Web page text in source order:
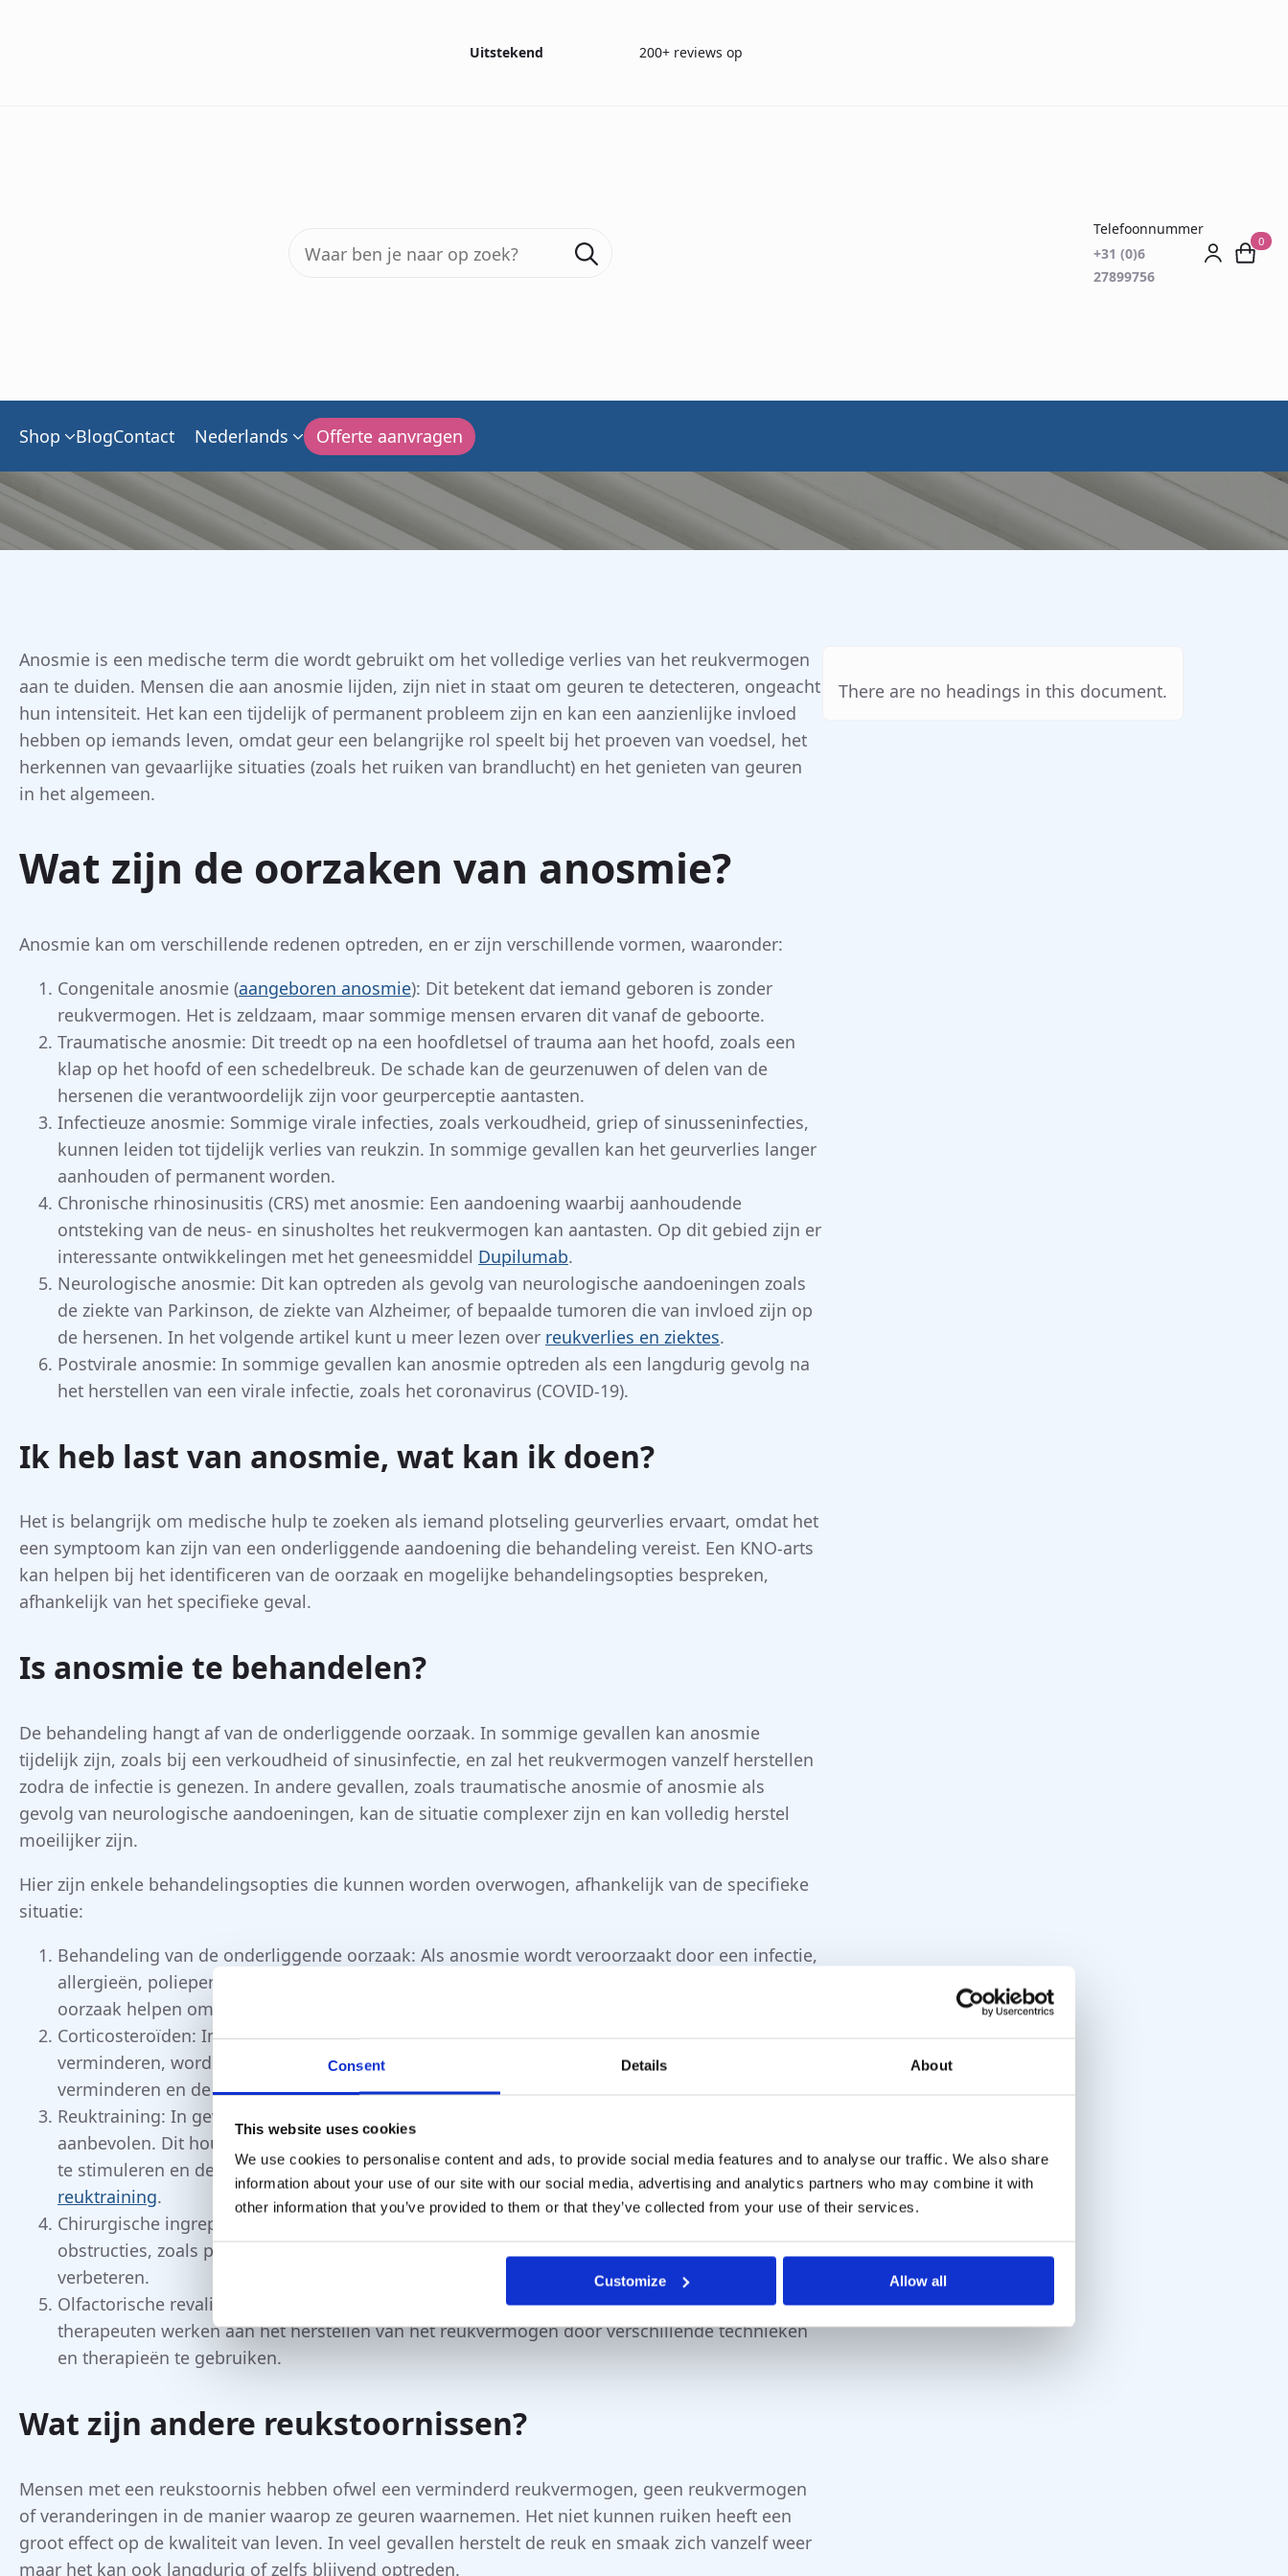
Consent Details About
This website uses cookies
We use cookies to personalise content and ads, to provide social media features and to analyse our traffic. We also share
information about your use of our site with our social media, advertising and analytics partners who may combine it with
other information that you’ve provided to them or that they’ve collected from your use of their services.
Customize Allow all
Uitstekend 200+ reviews op
Telefoonnummer
+31 (0)6
27899756
0
Shop BlogContact Nederlands Offerte aanvragen
Anosmie is een medische term die wordt gebruikt om het volledige verlies van het reukvermogen
aan te duiden. Mensen die aan anosmie lijden, zijn niet in staat om geuren te detecteren, ongeacht
hun intensiteit. Het kan een tijdelijk of permanent probleem zijn en kan een aanzienlijke invloed
hebben op iemands leven, omdat geur een belangrijke rol speelt bij het proeven van voedsel, het
herkennen van gevaarlijke situaties (zoals het ruiken van brandlucht) en het genieten van geuren
in het algemeen.
Wat zijn de oorzaken van anosmie?
Anosmie kan om verschillende redenen optreden, en er zijn verschillende vormen, waaronder:
Congenitale anosmie (aangeboren anosmie): Dit betekent dat iemand geboren is zonder
reukvermogen. Het is zeldzaam, maar sommige mensen ervaren dit vanaf de geboorte.
Traumatische anosmie: Dit treedt op na een hoofdletsel of trauma aan het hoofd, zoals een
klap op het hoofd of een schedelbreuk. De schade kan de geurzenuwen of delen van de
hersenen die verantwoordelijk zijn voor geurperceptie aantasten.
Infectieuze anosmie: Sommige virale infecties, zoals verkoudheid, griep of sinusseninfecties,
kunnen leiden tot tijdelijk verlies van reukzin. In sommige gevallen kan het geurverlies langer
aanhouden of permanent worden.
Chronische rhinosinusitis (CRS) met anosmie: Een aandoening waarbij aanhoudende
ontsteking van de neus- en sinusholtes het reukvermogen kan aantasten. Op dit gebied zijn er
interessante ontwikkelingen met het geneesmiddel Dupilumab.
Neurologische anosmie: Dit kan optreden als gevolg van neurologische aandoeningen zoals
de ziekte van Parkinson, de ziekte van Alzheimer, of bepaalde tumoren die van invloed zijn op
de hersenen. In het volgende artikel kunt u meer lezen over reukverlies en ziektes.
Postvirale anosmie: In sommige gevallen kan anosmie optreden als een langdurig gevolg na
het herstellen van een virale infectie, zoals het coronavirus (COVID-19).
Ik heb last van anosmie, wat kan ik doen?
Het is belangrijk om medische hulp te zoeken als iemand plotseling geurverlies ervaart, omdat het
een symptoom kan zijn van een onderliggende aandoening die behandeling vereist. Een KNO-arts
kan helpen bij het identificeren van de oorzaak en mogelijke behandelingsopties bespreken,
afhankelijk van het specifieke geval.
Is anosmie te behandelen?
De behandeling hangt af van de onderliggende oorzaak. In sommige gevallen kan anosmie
tijdelijk zijn, zoals bij een verkoudheid of sinusinfectie, en zal het reukvermogen vanzelf herstellen
zodra de infectie is genezen. In andere gevallen, zoals traumatische anosmie of anosmie als
gevolg van neurologische aandoeningen, kan de situatie complexer zijn en kan volledig herstel
moeilijker zijn.
Hier zijn enkele behandelingsopties die kunnen worden overwogen, afhankelijk van de specifieke
situatie:
Behandeling van de onderliggende oorzaak: Als anosmie wordt veroorzaakt door een infectie,
allergieën, poliepen, of andere behandelbare aandoeningen, kan het behandelen van deze
oorzaak helpen om het reukvermogen te herstellen.
Corticosteroïden: In sommige gevallen kunnen corticosteroïden, die ontstekingen
verminderen, worden voorgeschreven om zwellingen in de neus- en sinusholtes te
verminderen en de geurwaarneming te verbeteren.
Reuktraining: In gevallen waarbij het reukverlies aanhoudt, kan reuktraining worden
aanbevolen. Dit houdt in dat je regelmatig aan verschillende geuren ruikt om de geurzenuwen
te stimuleren en de neurale verbindingen te verbeteren. Lees in het volgende artikel alles over
reuktraining.
Chirurgische ingrepen: In sommige gevallen kan een operatie nodig zijn om fysieke
obstructies, zoals poliepen, te verwijderen en de luchtstroom in de neus en sinusholtes te
verbeteren.
Olfactorische revalidatie: Dit is een meer gespecialiseerde vorm van behandeling, waarbij
therapeuten werken aan het herstellen van het reukvermogen door verschillende technieken
en therapieën te gebruiken.
Wat zijn andere reukstoornissen?
Mensen met een reukstoornis hebben ofwel een verminderd reukvermogen, geen reukvermogen
of veranderingen in de manier waarop ze geuren waarnemen. Het niet kunnen ruiken heeft een
groot effect op de kwaliteit van leven. In veel gevallen herstelt de reuk en smaak zich vanzelf weer
maar het kan ook langdurig of zelfs blijvend optreden.
There are no headings in this document.